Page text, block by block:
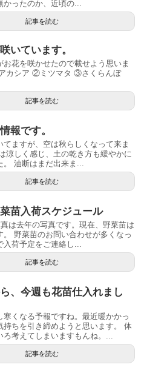
かったのか、近頃の...
記事を読む
いています。
お花を咲かせたので載せよう思いま
カシア ②ミツマタ ③さくらんぼ
記事を読む
報です。
てますが、空は秋らしくなって来ま
涼しく感じ、土の乾き方も緩やかに
。 油断はまだ出来ま...
記事を読む
菜苗入荷スケジュール
は去年の写真です。現在、野菜苗は
。 野菜苗のお問い合わせが多くなっ
入荷予定をご連絡し...
記事を読む
、今週も花苗仕入れまし
寒くなる予報ですね。最近暖かかっ
持ちを引き締めようと思います。 体
ろ考えてしまいますもんね。...
記事を読む